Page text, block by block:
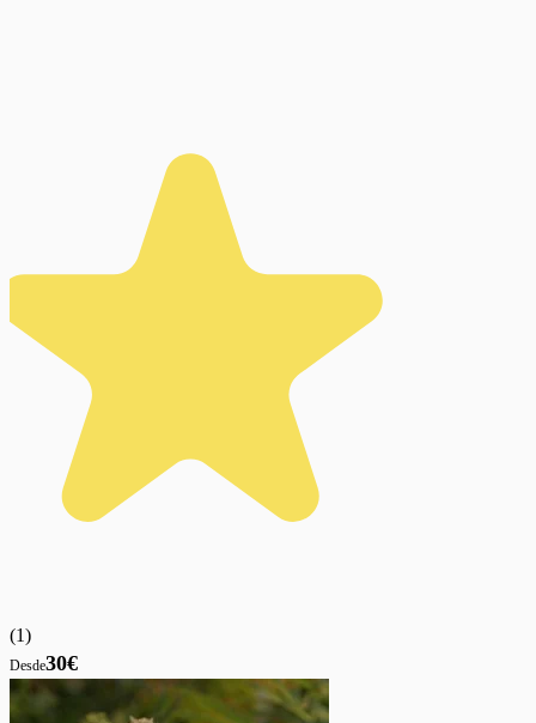
(1)
Desde30€